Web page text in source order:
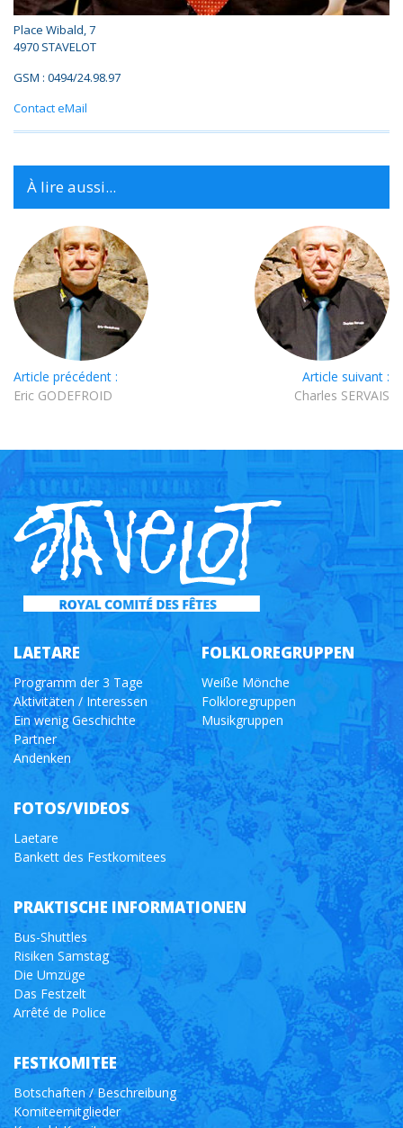
Place Wibald, 7
4970 STAVELOT
GSM : 0494/24.98.97
Contact eMail
À lire aussi...
Article précédent :
Eric GODEFROID
Article suivant :
Charles SERVAIS
LAETARE
Programm der 3 Tage
Aktivitäten / Interessen
Ein wenig Geschichte
Partner
Andenken
FOLKLOREGRUPPEN
Weiße Mönche
Folkloregruppen
Musikgruppen
FOTOS/VIDEOS
Laetare
Bankett des Festkomitees
PRAKTISCHE INFORMATIONEN
Bus-Shuttles
Risiken Samstag
Die Umzüge
Das Festzelt
Arrêté de Police
FESTKOMITEE
Botschaften / Beschreibung
Komiteemitglieder